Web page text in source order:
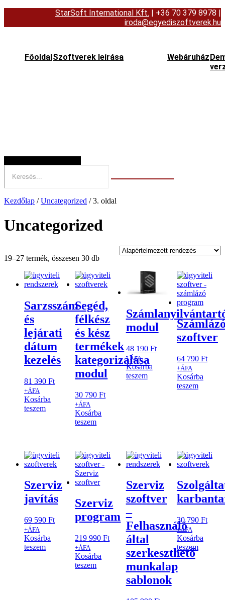
StarSoft International Kft. | +36 70 379 8978 |
iroda@egyediszoftverek.hu
FőoldalSzoftverek leírása Webáruház
Kezdőlap /Uncategorized / 3. oldal
Uncategorized
19–27 termék, összesen 30 db
Sarzsszám
és
lejárati
dátum
kezelés
81 390 Ft
+ÁFA
Kosárba
teszem
Segéd,
félkész
és kész
termékek
kategorizálása
modul
30 790Ft
+ÁFA
Kosárba
teszem
modul
48 190 Ft
+ÁFA
Kosárba
teszem
szoftver
64 790 Ft
+ÁFA
Kosárba
teszem
Szerviz
javítás
69 590 Ft
+ÁFA
Kosárba
teszem
Szerviz
program
219 990Ft
+ÁFA
Kosárba
teszem
Szerviz
szoftver
–
Felhasználó
által
szerkeszthető
munkalap
sablonok
30 790 Ft
+ÁFA
Kosárba
teszem